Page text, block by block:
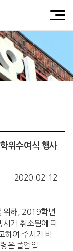
위수여식 행사
2020-02-12
위해, 2019학년
사가 취소됨에 따
하여 주시기 바
은 졸업일